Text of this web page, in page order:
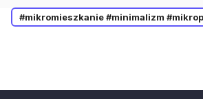
#mikromieszkanie #minimalizm